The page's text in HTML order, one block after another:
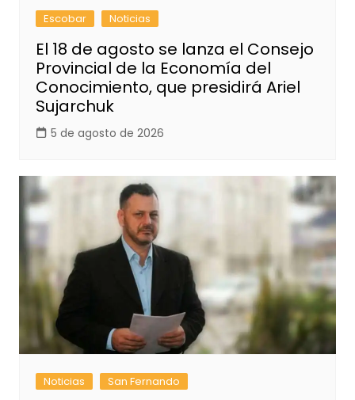
Escobar Noticias
El 18 de agosto se lanza el Consejo
Provincial de la Economía del
Conocimiento, que presidirá Ariel
Sujarchuk
5 de agosto de 2026
Noticias San Fernando